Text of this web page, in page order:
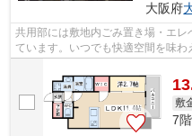
大阪府
共用部には敷地内ごみ置き場・エ
ています。いつでも快適空間を味
敷
7